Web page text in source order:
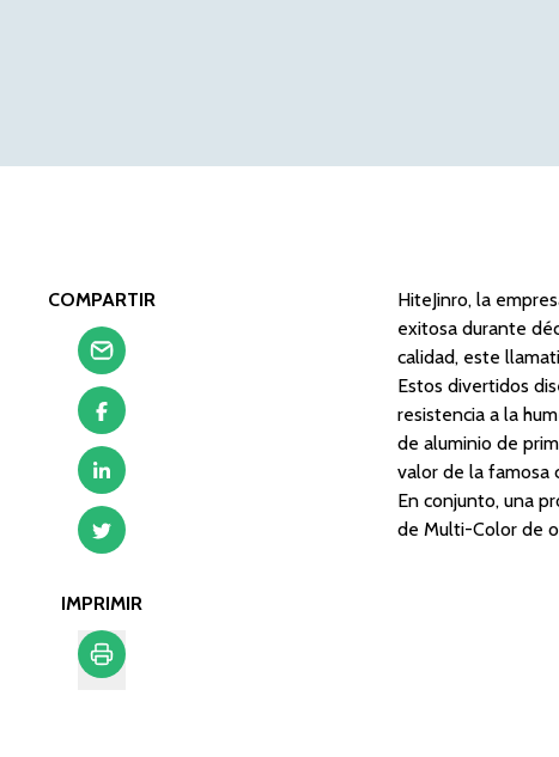
COMPARTIR
IMPRIMIR
HiteJinro, la
exitosa durante
calidad, este
Estos divertidos
resistencia a la
de aluminio de
valor de la famosa
En conjunto, una
de Multi-Color de